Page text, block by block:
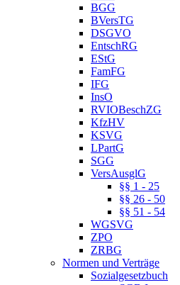
BGG
BVersTG
DSGVO
EntschRG
EStG
FamFG
IFG
InsO
RVIOBeschZG
KfzHV
KSVG
LPartG
SGG
VersAusglG
§§ 1 - 25
§§ 26 - 50
§§ 51 - 54
WGSVG
ZPO
ZRBG
Normen und Verträge
Sozialgesetzbuch